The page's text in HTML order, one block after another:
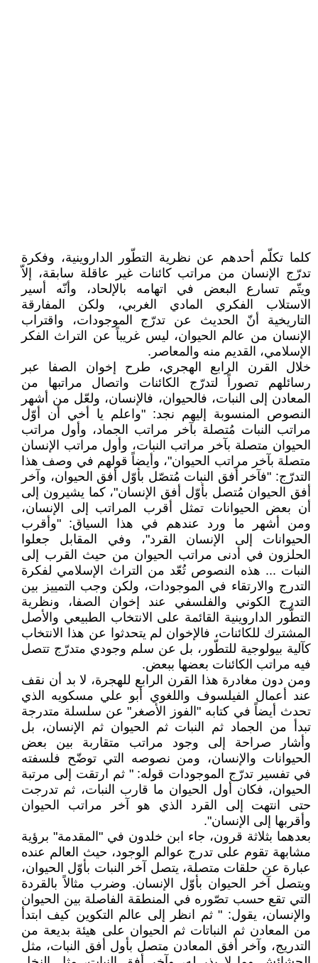
كلما تكلّم أحدهم عن نظرية التطّور الداروينية، وفكرة
تدرّج الإنسان من مراتب كائنات غير عاقلة سابقة، إلاّ
ويتّم تسارع البعض في اتهامه بالإلحاد، وأنّه أسير
الاستلاب الفكري المادي الغربي، ولكن المفارقة
التاريخية أنّ الحديث عن تدرّج الموجودات، واقتراب
الإنسان من عالم الحيوان، ليس غريباً عن التراث الفكر
الإسلامي، القديم منه والمعاصر.
خلال القرن الرابع الهجري، طرح إخوان الصفا عبر
رسائلهم تصوراً لتدرّج الكائنات واتصال مراتبها من
المعادن إلى النبات، فالحيوان، فالإنسان، ولعّل من أشهر
النصوص المنسوبة إليهم نجد: "واعلم يا أخي أن أوّل
مراتب النبات مُتصلة بآخر مراتب الجماد، وأول مراتب
الحيوان متصلة بآخر مراتب النبات، وأول مراتب الإنسان
متصلة بآخر مراتب الحيوان"، وأيضاً قولهم في وصف هذا
التدرّج: "فآخر أفق النبات مُتصّل بأوّل أفق الحيوان، وآخر
أفق الحيوان مُتصل بأوّل أفق الإنسان"، كما يشيرون إلى
أن بعض الحيوانات تمثل أقرب المراتب إلى الإنسان،
ومن أشهر ما ورد عندهم في هذا السياق: "وأقرب
الحيوانات إلى الإنسان القرد"، وفي المقابل جعلوا
الحلزون في أدنى مراتب الحيوان من حيث القرب إلى
النبات ... هذه النصوص تُعّد من التراث الإسلامي لفكرة
التدرج والارتقاء في الموجودات، ولكن وجب التمييز بين
التدرج الكوني والفلسفي عند إخوان الصفا، ونظرية
التطّور الداروينية القائمة على الانتخاب الطبيعي والأصل
المشترك للكائنات، فالإخوان لم يتحدثوا عن هذا الانتخاب
كآلية بيولوجية للتطّور، بل عن سلم وجودي متدرّج تتصل
فيه مراتب الكائنات بعضها ببعض.
ومن دون مغادرة هذا القرن الرابع للهجرة، لا بد أن نقف
عند أعمال الفيلسوف واللغوي أبو علي مسكويه الذي
تحدث أيضاً في كتابه "الفوز الأصغر" عن سلسلة متدرجة
تبدأ من الجماد ثم النبات ثم الحيوان ثم الإنسان، بل
وأشار صراحة إلى وجود مراتب متقاربة بين بعض
الحيوانات والإنسان، ومن نصوصه التي توضّح فلسفته
في تفسير تدرّج الموجودات قوله: " ثم ارتقت إلى مرتبة
الحيوان، فكان أول الحيوان ما قارب النبات، ثم تدرجت
حتى انتهت إلى القرد الذي هو آخر مراتب الحيوان
وأقربها إلى الإنسان".
بعدهما بثلاثة قرون، جاء ابن خلدون في "المقدمة" برؤية
مشابهة تقوم على تدرج عوالم الوجود، حيث العالم عنده
عبارة عن حلقات متصلة، يتصل آخر النبات بأوّل الحيوان،
ويتصل آخر الحيوان بأوّل الإنسان. وضرب مثالاً بالقردة
التي تقع حسب تصّوره في المنطقة الفاصلة بين الحيوان
والإنسان، يقول: " ثم انظر إلى عالم التكوين كيف ابتدأ
من المعادن ثم النباتات ثم الحيوان على هيئة بديعة من
التدريج، وآخر أفق المعادن متصل بأول أفق النبات، مثل